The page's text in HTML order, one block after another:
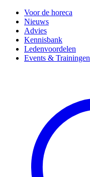
Voor de horeca
Nieuws
Advies
Kennisbank
Ledenvoordelen
Events & Trainingen